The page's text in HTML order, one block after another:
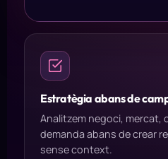
Estratègia abans de
Analitzem negoci, mercat,
demanda abans de crear
sense context.